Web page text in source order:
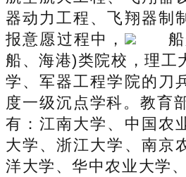
器动力工程、飞翔器制
报意愿过程中，
船、海港)类院校，理工
学、军器工程学院的刀
度一级沉点学科。教育
有：江南大学、中国农
大学、浙江大学、南京
洋大学、华中农业大学